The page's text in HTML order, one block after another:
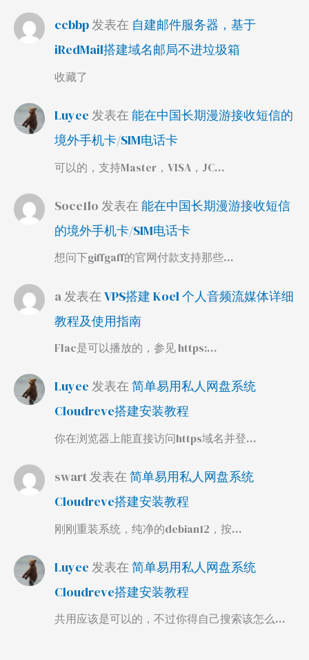
ccbbp发表在 自建邮件服务器，基于
iRedMail搭建域名邮局不进垃圾箱
收藏了
Luyee 发表在能在中国长期漫游接收短信的
境外手机卡/SIM电话卡
可以的，支持Master，VISA，JC…
Soce1lo 发表在 能在中国长期漫游接收短信
的境外手机卡/SIM电话卡
想问下giffgaff的官网付款支持那些…
a发表在 VPS搭建 Koel 个人音频流媒体详细
教程及使用指南
Flac是可以播放的，参见 https:…
Luyee 发表在简单易用私人网盘系统
Cloudreve搭建安装教程
你在浏览器上能直接访问https域名并登…
swart发表在 简单易用私人网盘系统
Cloudreve搭建安装教程
刚刚重装系统，纯净的debian12，按…
Luyee 发表在 简单易用私人网盘系统
Cloudreve搭建安装教程
共用应该是可以的，不过你得自己搜索该怎么…